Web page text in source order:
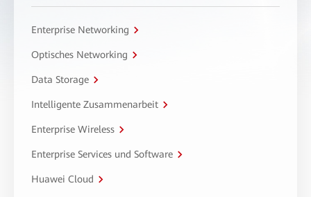
Enterprise Networking
Optisches Networking
Data Storage
Intelligente Zusammenarbeit
Enterprise Wireless
Enterprise Services und Software
Huawei Cloud